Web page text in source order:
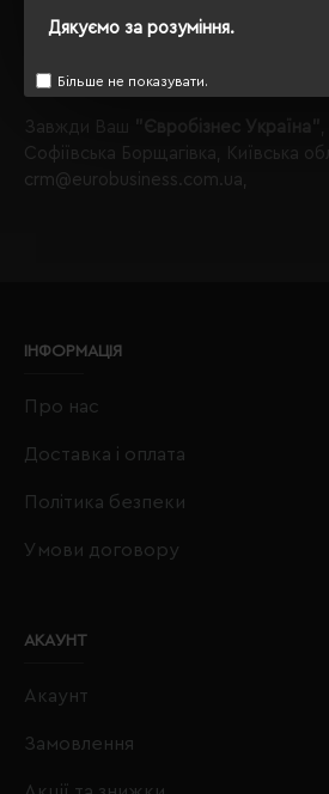
Дякуємо за розуміння.
Більше не показувати.
Обираючи продукцію в нашому
ми завжди будемо раді бачити Вас
Завжди Ваш
Софіївська Борщагівка, Київська
crm@eurobusiness.com.ua,
ІНФОРМАЦІЯ
Про нас
Доставка і оплата
Політика безпеки
Умови договору
АКАУНТ
Акаунт
Замовлення